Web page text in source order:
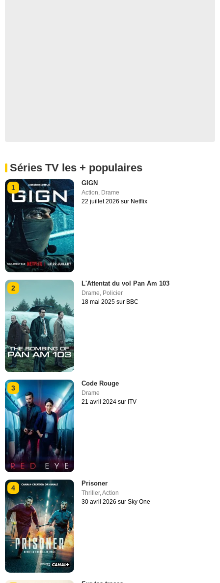
Séries TV les + populaires
1
GIGN
Action, Drame
22 juillet 2026 sur Netflix
2
L'Attentat du vol Pan Am 103
Drame Policier
18 mai 2025 sur BBC
3
Code Rouge
Drame
21 avril 2024 sur ITV
4
Prisoner
Thriller,Action
30 avril 2026 sur Sky One